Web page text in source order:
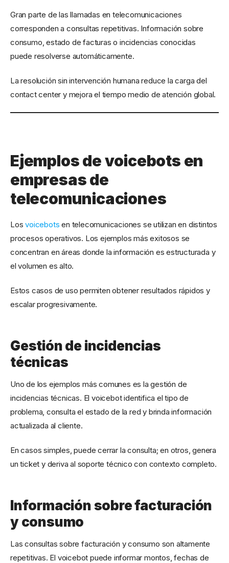
Gran parte de las llamadas en telecomunicaciones
corresponden a consultas repetitivas. Información sobre
consumo, estado de facturas o incidencias conocidas
puede resolverse automáticamente.
La resolución sin intervención humana reduce la carga del
contact center y mejora el tiempo medio de atención global.
Ejemplos de voicebots en
empresas de
telecomunicaciones
Losvoicebotsen telecomunicaciones se utilizan en distintos
procesos operativos. Los ejemplos más exitosos se
concentran en áreas donde la información es estructurada y
el volumen es alto.
Estos casos de uso permiten obtener resultados rápidos y
escalar progresivamente.
Gestión de incidencias
técnicas
Uno de los ejemplos más comunes es la gestión de
incidencias técnicas. El voicebot identifica el tipo de
problema, consulta el estado de la red y brinda información
actualizada al cliente.
En casos simples, puede cerrar la consulta; en otros, genera
un ticket y deriva al soporte técnico con contexto completo.
Información sobre facturación
y consumo
Las consultas sobre facturación y consumo son altamente
repetitivas. El voicebot puede informar montos, fechas de